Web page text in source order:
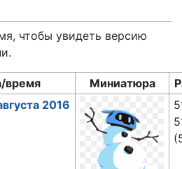
чтобы увидеть версию
время Миниатюра
2016